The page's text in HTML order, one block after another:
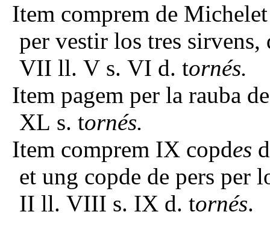
Item comprem de
per vestir los tres
VII ll. V s. VI d. tornés.
Item pagem per la rauba
XL s. tornés.
Item comprem IX copdes
et ung copde de pers per
II ll. VIII s. IX d. tornés.